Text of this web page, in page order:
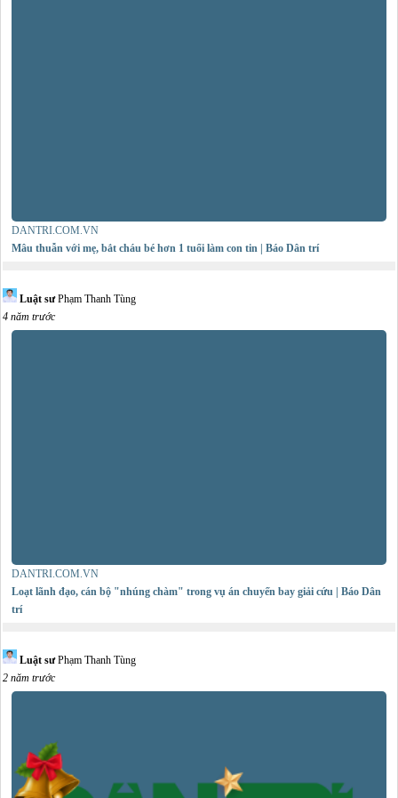
DANTRI.COM.VN
Mâu thuẫn với mẹ, bắt cháu bé hơn 1 tuổi làm con tin | Báo Dân trí
Luật sưPhạm Thanh Tùng
4 năm trước
DANTRI.COM.VN
Loạt lãnh đạo, cán bộ "nhúng chàm" trong vụ án chuyến bay giải cứu | Báo Dân
trí
Luật sưPhạm Thanh Tùng
2 năm trước